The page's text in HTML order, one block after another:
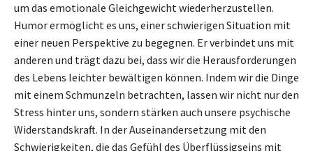
um das emotionale Gleichgewicht wiederherzustellen.
Humor ermöglicht es uns, einer schwierigen Situation mit
einer neuen Perspektive zu begegnen. Er verbindet uns mit
anderen und trägt dazu bei, dass wir die Herausforderungen
des Lebens leichter bewältigen können. Indem wir die Dinge
mit einem Schmunzeln betrachten, lassen wir nicht nur den
Stress hinter uns, sondern stärken auch unsere psychische
Widerstandskraft. In der Auseinandersetzung mit den
Schwierigkeiten, die das Gefühl des Überflüssigseins mit